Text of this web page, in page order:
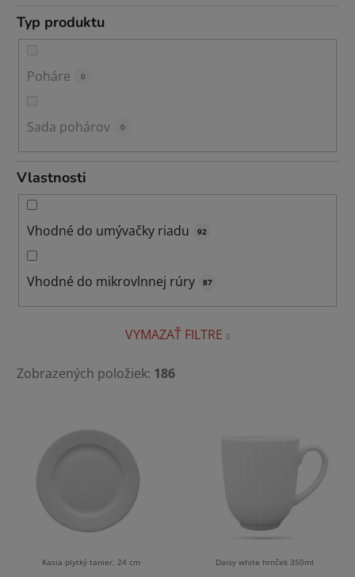
Typ produktu
Poháre 0
Sada pohárov 0
Vlastnosti
Vhodné do umývačky riadu 92
Vhodné do mikrovlnnej rúry 87
VYMAZAŤ FILTRE
Zobrazených položiek: 186
Kasia plytký tanier, 24 cm Daisy white hrnček 350ml